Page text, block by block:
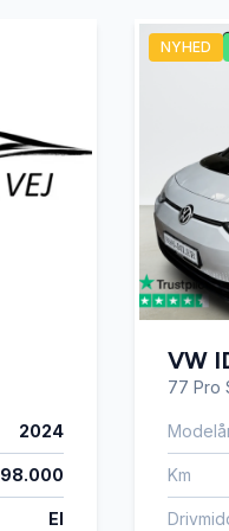
el-
el-
el-spejle
2024
98.000
El
NYHED
VW
77 Pro
Km